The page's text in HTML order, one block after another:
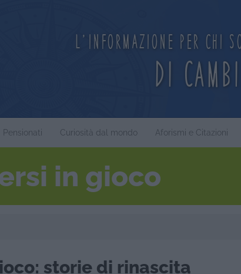
L'informazione per chi
di
Pensionati Curiosità dal mondo Aforismi e Citazioni
in gioco
storie di rinascita